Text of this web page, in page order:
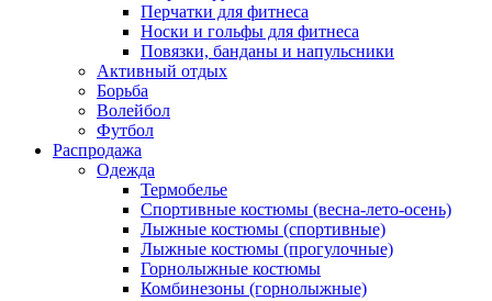
Перчатки для фитнеса
Носки и гольфы для фитнеса
Повязки, банданы и напульсники
Активный отдых
Борьба
Волейбол
Футбол
Распродажа
Одежда
Термобелье
Спортивные костюмы (весна-лето-осень)
Лыжные костюмы (спортивные)
Лыжные костюмы (прогулочные)
Горнолыжные костюмы
Комбинезоны (горнолыжные)